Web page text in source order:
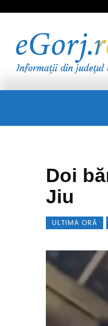
Doi
Jiu
ULTIMA ORĂ